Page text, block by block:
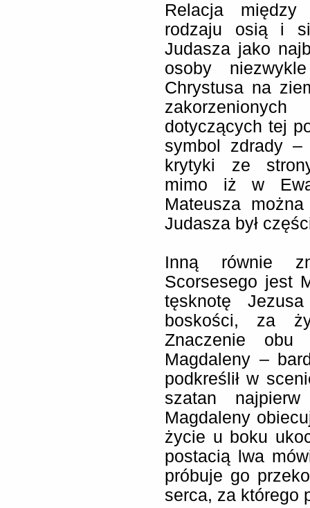
Relacja
rodzaju osią i
Judasza jako
osoby
Chrystusa na
dotyczących tej
symbol zdrady
krytyki ze
mimo iż w
Mateusza
Judasza był
Inną równie
Scorsesego jest
tęsknotę
boskości, za
Znaczenie
Magdaleny –
podkreślił w
szatan
Magdaleny
życie u boku
postacią lwa
próbuje go
serca, za którego